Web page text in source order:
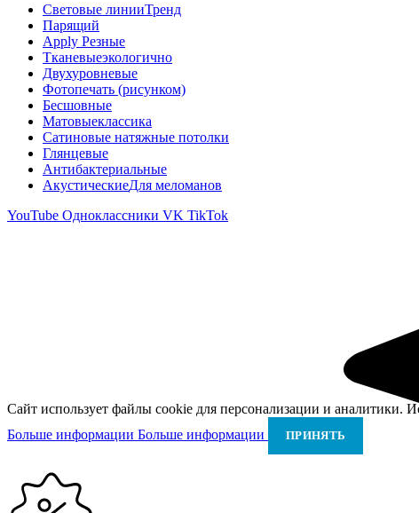
Световые линииТренд
Парящий
Apply Резные
Тканевыеэкологично
Двухуровневые
Фотопечать (рисунком)
Бесшовные
Матовыеклассика
Сатиновые натяжные потолки
Глянцевые
Антибактериальные
АкустическиеДля меломанов
YouTube Одноклассники VK TikTok
Сайт использует файлы cookie для персонализации и аналитики.
Больше информации Больше информации ПРИНЯТЬ